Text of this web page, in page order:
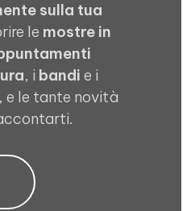
sulla tua
le mostre in
, i bandi e i
, e le tante novità